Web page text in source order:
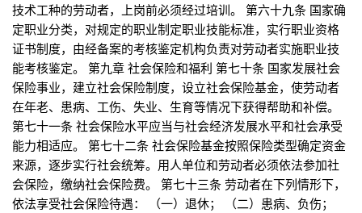
技术工种的劳动者，上岗前必须经过培训。 第六十九条 国家确
定职业分类，对规定的职业制定职业技能标准，实行职业资格
证书制度，由经备案的考核鉴定机构负责对劳动者实施职业技
能考核鉴定。 第九章 社会保险和福利 第七十条 国家发展社会
保险事业，建立社会保险制度，设立社会保险基金，使劳动者
在年老、患病、工伤、失业、生育等情况下获得帮助和补偿。
第七十一条 社会保险水平应当与社会经济发展水平和社会承受
能力相适应。 第七十二条 社会保险基金按照保险类型确定资金
来源，逐步实行社会统筹。用人单位和劳动者必须依法参加社
会保险，缴纳社会保险费。 第七十三条 劳动者在下列情形下，
依法享受社会保险待遇： （一）退休； （二）患病、负伤；